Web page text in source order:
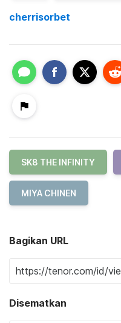
cherrisorbet
SK8 THE INFINITY
MIYA CHINEN
Bagikan URL
Disematkan